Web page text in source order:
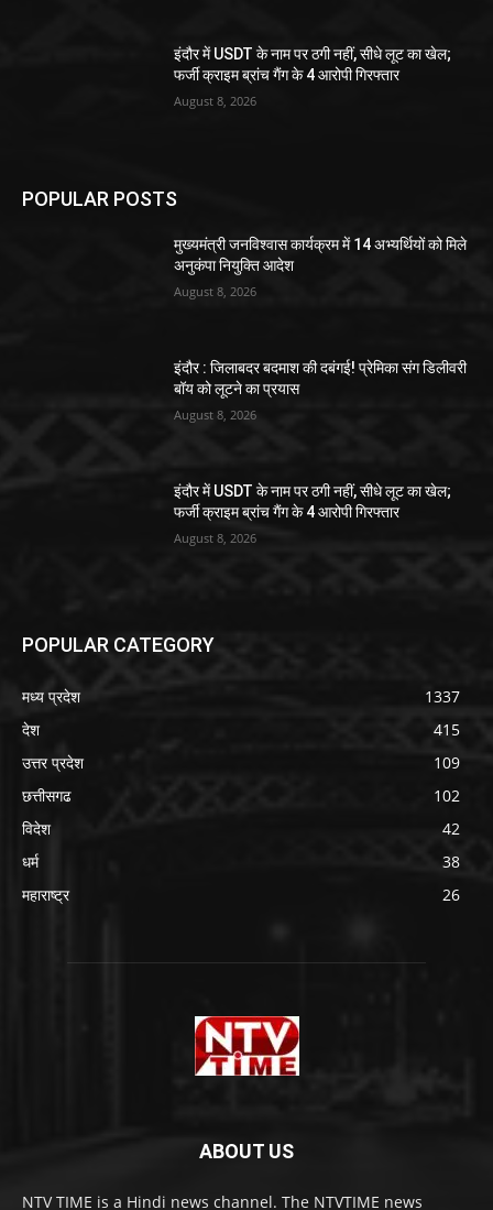
इंदौर में USDT के नाम पर ठगी नहीं, सीधे लूट का खेल;
फर्जी क्राइम ब्रांच गैंग के 4 आरोपी गिरफ्तार
August 8, 2026
POPULAR POSTS
मुख्यमंत्री जनविश्वास कार्यक्रम में 14 अभ्यर्थियों को मिले
अनुकंपा नियुक्ति आदेश
August 8, 2026
इंदौर : जिलाबदर बदमाश की दबंगई! प्रेमिका संग डिलीवरी
बॉय को लूटने का प्रयास
August 8, 2026
इंदौर में USDT के नाम पर ठगी नहीं, सीधे लूट का खेल;
फर्जी क्राइम ब्रांच गैंग के 4 आरोपी गिरफ्तार
August 8, 2026
POPULAR CATEGORY
मध्य प्रदेश
1337
देश
415
उत्तर प्रदेश
109
छत्तीसगढ
102
विदेश
42
धर्म
38
महाराष्ट्र
26
ABOUT US
NTV TIME is a Hindi news channel. The NTVTIME news